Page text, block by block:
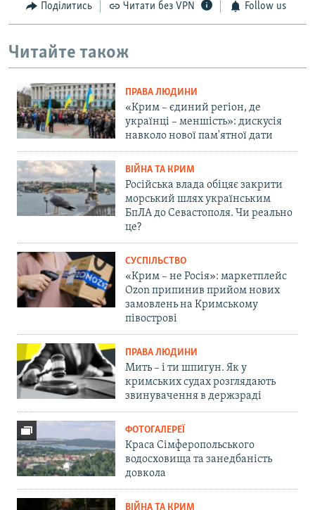
Поділитись Читати без VPN Follow us
Читайте також
ПРАВА ЛЮДИНИ
«Крим – єдиний регіон, де
українці – меншість»: дискусія
навколо нової пам'ятної дати
ВІЙНА ТА КРИМ
Російська влада обіцяє закрити
морський шлях українським
БпЛА до Севастополя. Чи реально
це?
СУСПІЛЬСТВО
«Крим – не Росія»: маркетплейс
Ozon припинив прийом нових
замовлень на Кримському
півострові
ПРАВА ЛЮДИНИ
Мить – і ти шпигун. Як у
кримських судах розглядають
звинувачення в держзраді
ФОТОГАЛЕРЕЇ
Краса Сімферопольського
водосховища та занедбаність
довкола
ВІЙНА ТА КРИМ